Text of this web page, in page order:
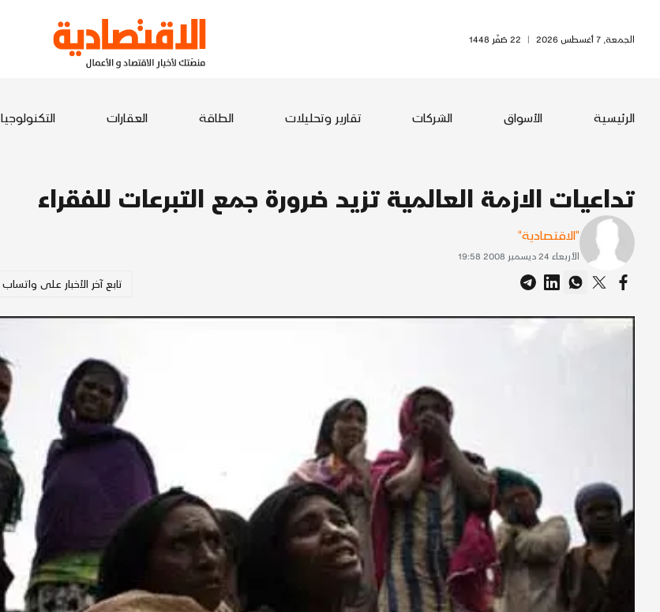
الجمعة, 7 أغسطس 2026 | 22 صَفَر 1448
الرئيسية الأسواق الشركات تقارير وتحليلات الطاقة العقارات التكنولوجيا
تداعيات الازمة العالمية تزيد ضرورة جمع التبرعات للفقراء
"الاقتصادية"
الأربعاء 24 ديسمبر 2008 19:58
تابع آخر الأخبار على واتساب